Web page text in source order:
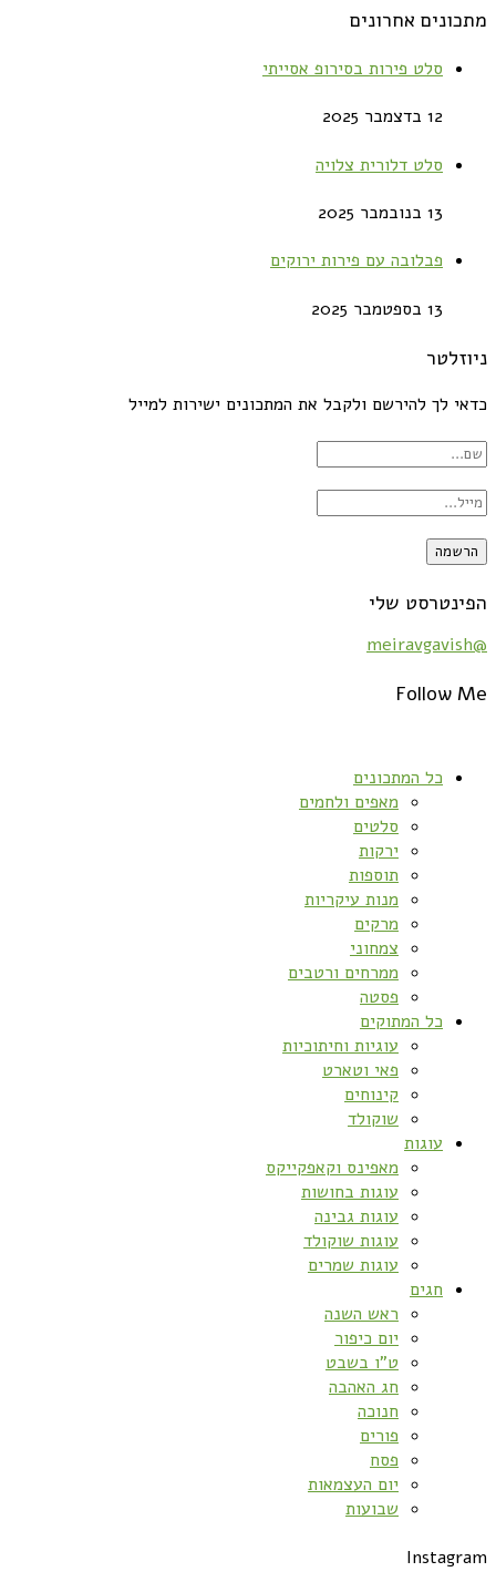
מתכונים אחרונים
סלט פירות בסירופ אסייתי
12 בדצמבר 2025
סלט דלורית צלויה
13 בנובמבר 2025
פבלובה עם פירות ירוקים
13 בספטמבר 2025
ניוזלטר
כדאי לך להירשם ולקבל את המתכונים ישירות למייל
הפינטרסט שלי
@meiravgavish
Follow Me
כל המתכונים
מאפים ולחמים
סלטים
ירקות
תוספות
מנות עיקריות
מרקים
צמחוני
ממרחים ורטבים
פסטה
כל המתוקים
עוגיות וחיתוכיות
פאי וטארט
קינוחים
שוקולד
עוגות
מאפינס וקאפקייקס
עוגות בחושות
עוגות גבינה
עוגות שוקולד
עוגות שמרים
חגים
ראש השנה
יום כיפור
ט”ו בשבט
חג האהבה
חנוכה
פורים
פסח
יום העצמאות
שבועות
Instagram